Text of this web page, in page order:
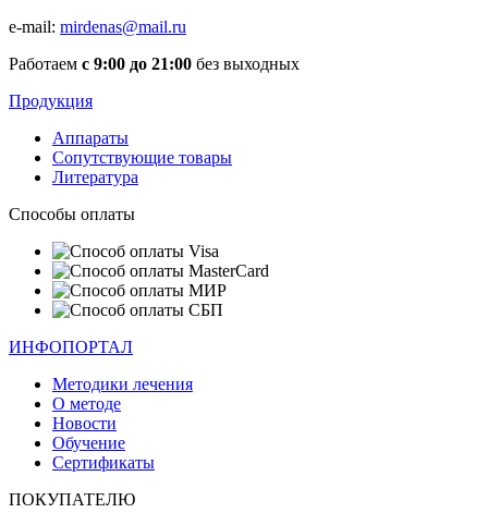
e-mail: mirdenas@mail.ru
Работаем с 9:00 до 21:00 без выходных
Продукция
Аппараты
Сопутствующие товары
Литература
Способы оплаты
ИНФОПОРТАЛ
Методики лечения
О методе
Новости
Обучение
Сертификаты
ПОКУПАТЕЛЮ